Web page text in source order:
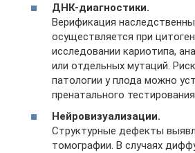
ДНК-диагностики.
Верификация
осуществляется при
исследовании кариотипа,
или отдельных мутаций.
патологии у плода можно
пренатального тестирования.
Нейровизуализации.
Структурные дефекты
томографии. В случаях